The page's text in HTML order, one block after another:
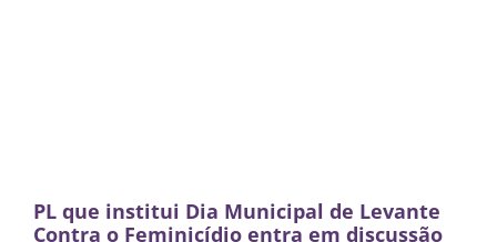
PL que institui Dia Municipal de Levante
Contra o Feminicídio entra em discussão